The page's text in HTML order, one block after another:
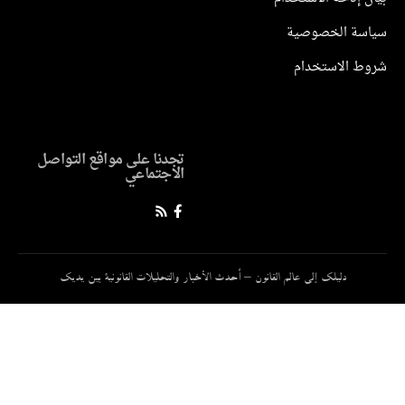
الخصوصية
الاستخدام
تجدنا على مواقع التواصل
الاجتماعي
دليلك إلى عالم القانون – أحدث الأخبار والتحليلات القانونية بين يديك